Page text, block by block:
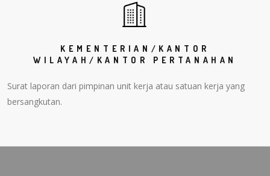
KEMENTERIAN/KANTOR
WILAYAH/KANTOR PERTANAHAN
Surat laporan dari pimpinan unit kerja atau satuan kerja yang
bersangkutan.